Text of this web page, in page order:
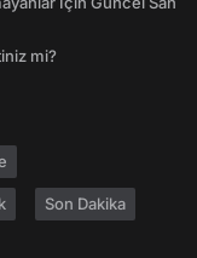
mi?
Son Dakika